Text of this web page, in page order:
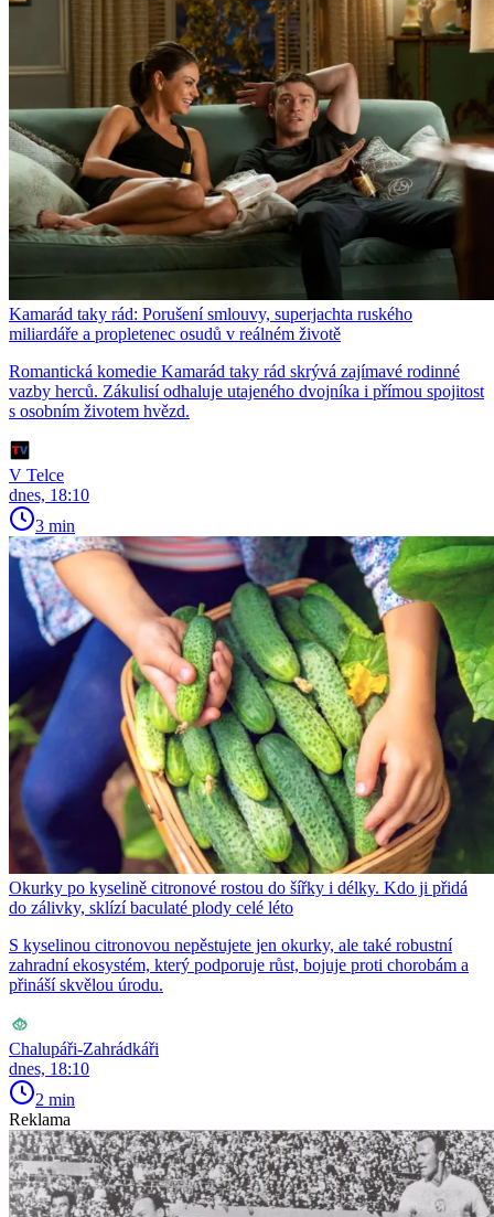
Kamarád taky rád: Porušení smlouvy, superjachta ruského
miliardáře a propletenec osudů v reálném životě
Romantická komedie Kamarád taky rád skrývá zajímavé rodinné
vazby herců. Zákulisí odhaluje utajeného dvojníka i přímou spojitost
s osobním životem hvězd.
V Telce
dnes, 18:10
3 min
Okurky po kyselině citronové rostou do šířky i délky. Kdo ji přidá
do zálivky, sklízí baculaté plody celé léto
S kyselinou citronovou nepěstujete jen okurky, ale také robustní
zahradní ekosystém, který podporuje růst, bojuje proti chorobám a
přináší skvělou úrodu.
Chalupáři-Zahrádkáři
dnes, 18:10
2 min
Reklama